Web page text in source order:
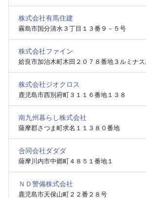
株式会社有馬住建
霧島市国分清水３丁目１３番９－５号
株式会社ファイン
姶良市加治木町木田２０７８番地３ルミナ
株式会社ジオクロス
鹿児島市西別府町３１１６番地１３８
南九州暮らし株式会社
薩摩郡さつま町求名１１３８０番地
合同会社ダダダ
薩摩川内市中郷町４８５１番地１
ＮＤ警備株式会社
鹿児島市天保山町２２番２８号